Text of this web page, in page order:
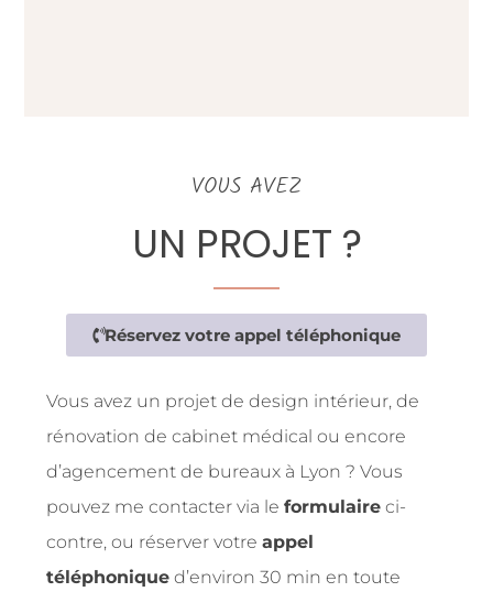
VOUS AVEZ
UN PROJET ?
Réservez votre appel téléphonique
Vous avez un projet de design intérieur, de
rénovation de cabinet médical ou encore
d’agencement de bureaux à Lyon ? Vous
pouvez me contacter via leformulaire ci-
contre, ou réserver votreappel
téléphonique d’environ 30 min en toute